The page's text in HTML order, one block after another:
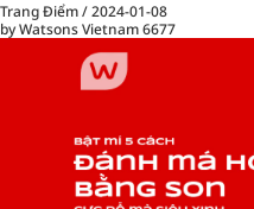
Trang Điểm/2024-01-08
by Watsons Vietnam6677